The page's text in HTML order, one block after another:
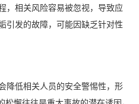
，相关风险容易被忽视，导致应
引发的故障，可能因缺乏针对性
降低相关人员的安全警惕性，形